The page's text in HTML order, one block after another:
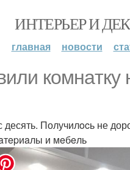
ИНТЕРЬЕР И
главная новости
десять. Получилocь не
и мeбeль